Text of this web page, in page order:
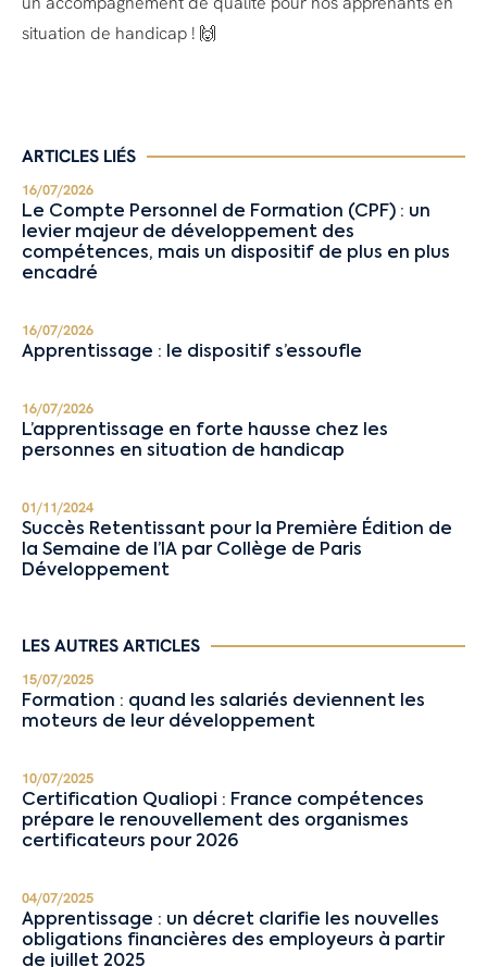
situation de handicap ! 🙌
ARTICLES LIÉS
16/07/2026
Le Compte Personnel de Formation (CPF) : un
levier majeur de développement des
compétences, mais un dispositif de plus en plus
encadré
16/07/2026
Apprentissage : le dispositif s’essoufle
16/07/2026
L’apprentissage en forte hausse chez les
personnes en situation de handicap
01/11/2024
Succès Retentissant pour la Première Édition de
la Semaine de l’IA par Collège de Paris
Développement
LES AUTRES ARTICLES
15/07/2025
Formation : quand les salariés deviennent les
moteurs de leur développement
10/07/2025
Certification Qualiopi : France compétences
prépare le renouvellement des organismes
certificateurs pour 2026
04/07/2025
Apprentissage : un décret clarifie les nouvelles
obligations financières des employeurs à partir
de juillet 2025